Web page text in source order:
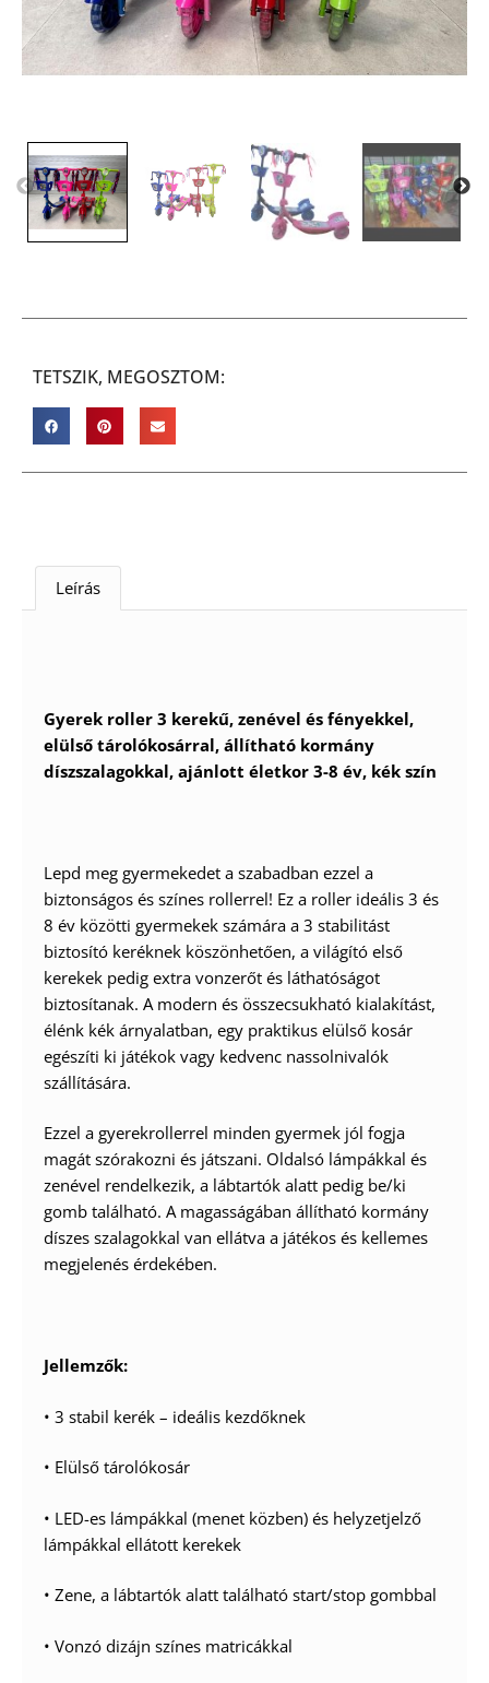
TETSZIK, MEGOSZTOM:
Leírás
Gyerek roller 3 kerekű, zenével és fényekkel,
elülső tárolókosárral, állítható kormány
díszszalagokkal, ajánlott életkor 3-8 év, kék szín
Lepd meg gyermekedet a szabadban ezzel a
biztonságos és színes rollerrel! Ez a roller ideális 3 és
8 év közötti gyermekek számára a 3 stabilitást
biztosító keréknek köszönhetően, a világító első
kerekek pedig extra vonzerőt és láthatóságot
biztosítanak. A modern és összecsukható kialakítást,
élénk kék árnyalatban, egy praktikus elülső kosár
egészíti ki játékok vagy kedvenc nassolnivalók
szállítására.
Ezzel a gyerekrollerrel minden gyermek jól fogja
magát szórakozni és játszani. Oldalsó lámpákkal és
zenével rendelkezik, a lábtartók alatt pedig be/ki
gomb található. A magasságában állítható kormány
díszes szalagokkal van ellátva a játékos és kellemes
megjelenés érdekében.
Jellemzők:
• 3 stabil kerék – ideális kezdőknek
• Elülső tárolókosár
• LED-es lámpákkal (menet közben) és helyzetjelző
lámpákkal ellátott kerekek
• Zene, a lábtartók alatt található start/stop gombbal
• Vonzó dizájn színes matricákkal